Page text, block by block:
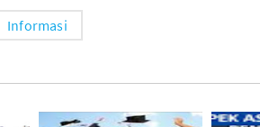
Informasi